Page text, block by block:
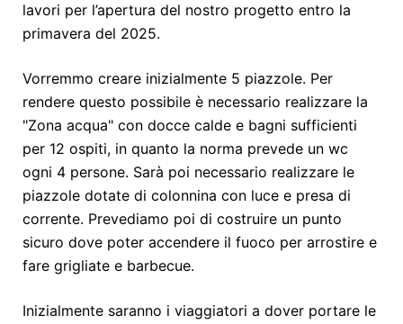
lavori per l’apertura del nostro progetto entro la
primavera del 2025.
Vorremmo creare inizialmente 5 piazzole. Per
rendere questo possibile è necessario realizzare la
"Zona acqua" con docce calde e bagni sufficienti
per 12 ospiti, in quanto la norma prevede un wc
ogni 4 persone. Sarà poi necessario realizzare le
piazzole dotate di colonnina con luce e presa di
corrente. Prevediamo poi di costruire un punto
sicuro dove poter accendere il fuoco per arrostire e
fare grigliate e barbecue.
Inizialmente saranno i viaggiatori a dover portare le